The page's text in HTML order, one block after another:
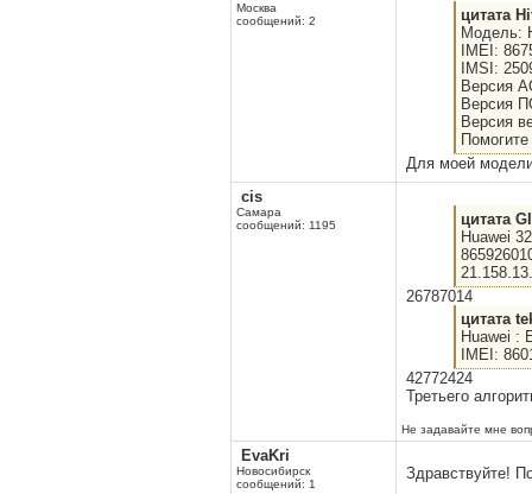
Москва
сообщений: 2
цитата
Модель:
IMEI:
IMSI:
Версия
Версия
Версия
Для моей
cis
Самара
сообщений: 1195
цитата
Huawei
26787014
цитата
Huawei :
IMEI:
42772424
Третьего
Не задавайте мне
EvaKri
Новосибирск
сообщений: 1
Здравствуйте!